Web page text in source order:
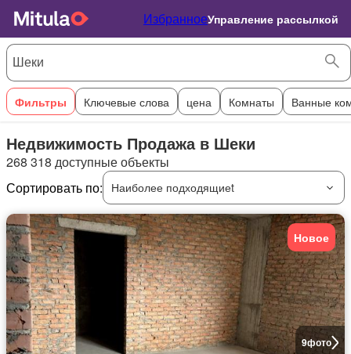
ИзбранноеУправление рассылкой
Фильтры Ключевые слова цена Комнаты Ванные
Недвижимость Продажа в Шеки
268 318 доступные объекты
Сортировать по:
Наиболее подходящиеt
9фото
Новое